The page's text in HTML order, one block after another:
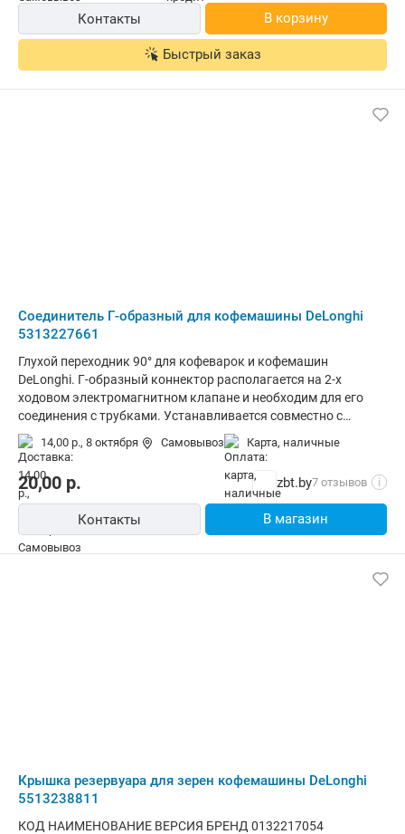
Чернышевского, 10А, ком. 412А3 * Гарантийный срок: не
установлен * Срок службы: не установлен
Контакты В корзину
Быстрый заказ
Соединитель Г-образный для кофемашины DeLonghi
5313227661
Глухой переходник 90° для кофеварок и кофемашин
DeLonghi. Г-образный коннектор располагается на 2-х
ходовом электромагнитном клапане и необходим для его
соединения с трубками. Устанавливается совместно с
уплотнителем (арт. 5313217701) и скобой (арт. 6132101300),
которые приобретаются отдельно. Оригинальный
соединитель от компании DeLonghi. Подходит к моделям:
КОД НАИМЕНОВАНИЕ ВЕРСИЯ БРЕНД 0132109003 EC850.M
AUTOMATIC CAPPUCCINO INT DE'LONGHI 0132109004
EC850.M AUTOMATIC CAPPUCCINO GB DE'LONGHI 0132109005
EC860 CA, US DE'LONGHI 0132109006 EC860.M INT DE'LONGHI
14,00 р., 8 октября Самовывоз карта, наличные
20,00 р. zbt.by7 отзывов i
Контакты В магазин
Крышка резервуара для зерен кофемашины DeLonghi
5513238811
КОД НАИМЕНОВАНИЕ ВЕРСИЯ БРЕНД 0132217054